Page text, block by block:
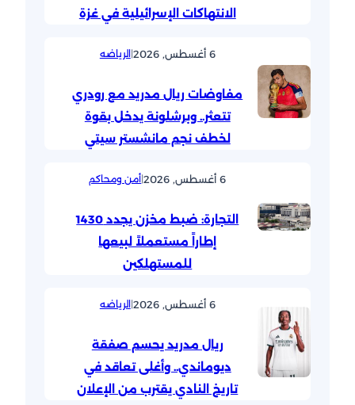
الانتهاكات الإسرائيلية في غزة
6 أغسطس, 2026 |الرياضه
مفاوضات ريال مدريد مع رودري
تتعثر.. وبرشلونة يدخل بقوة
لخطف نجم مانشستر سيتي
6 أغسطس, 2026 |أمن ومحاكم
التجارة: ضبط مخزن يجدد 1430
إطاراً مستعملاً لبيعها
للمستهلكين
6 أغسطس, 2026 |الرياضه
ريال مدريد يحسم صفقة
ديوماندي.. وأغلى تعاقد في
تاريخ النادي يقترب من الإعلان